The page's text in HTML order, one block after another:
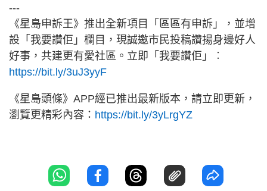
---
《星島申訴王》推出全新項目「區區有申訴」，並增
設「我要讚佢」欄目，現誠邀市民投稿讚揚身邊好人
好事，共建更有愛社區。立即「我要讚佢」︰
https://bit.ly/3uJ3yyF
《星島頭條》APP經已推出最新版本，請立即更新，
瀏覽更精彩內容： https://bit.ly/3yLrgYZ